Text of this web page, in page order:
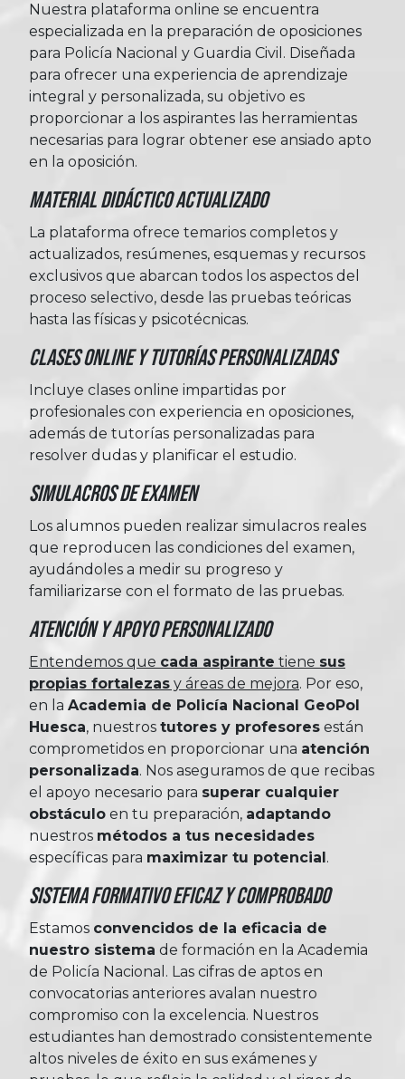
Nuestra plataforma online se encuentra
especializada en la preparación de oposiciones
para Policía Nacional y Guardia Civil. Diseñada
para ofrecer una experiencia de aprendizaje
integral y personalizada, su objetivo es
proporcionar a los aspirantes las herramientas
necesarias para lograr obtener ese ansiado apto
en la oposición.
Material Didáctico Actualizado
La plataforma ofrece temarios completos y
actualizados, resúmenes, esquemas y recursos
exclusivos que abarcan todos los aspectos del
proceso selectivo, desde las pruebas teóricas
hasta las físicas y psicotécnicas.
Clases Online y Tutorías Personalizadas
Incluye clases online impartidas por
profesionales con experiencia en oposiciones,
además de tutorías personalizadas para
resolver dudas y planificar el estudio.
Simulacros de Examen
Los alumnos pueden realizar simulacros reales
que reproducen las condiciones del examen,
ayudándoles a medir su progreso y
familiarizarse con el formato de las pruebas.
Atención y Apoyo Personalizado
Entendemos que cada aspirante tiene sus
propias fortalezas y áreas de mejora. Por eso,
en la Academia de Policía Nacional GeoPol
Huesca, nuestros tutores y profesores están
comprometidos en proporcionar una atención
personalizada. Nos aseguramos de que recibas
el apoyo necesario para superar cualquier
obstáculo en tu preparación, adaptando
nuestros métodos a tus necesidades
específicas para maximizar tu potencial .
Sistema Formativo Eficaz y Comprobado
Estamos convencidos de la eficacia de
nuestro sistema de formación en la Academia
de Policía Nacional. Las cifras de aptos en
convocatorias anteriores avalan nuestro
compromiso con la excelencia. Nuestros
estudiantes han demostrado consistentemente
altos niveles de éxito en sus exámenes y